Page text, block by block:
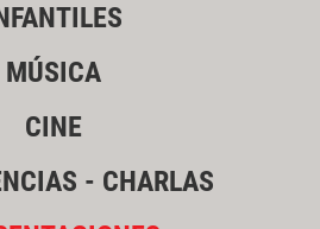
MÚSICA
CINE
- CHARLAS